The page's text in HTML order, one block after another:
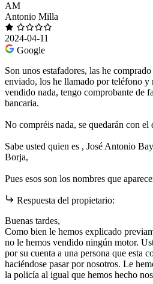
AM
Antonio Milla
2024-04-11
Google
Son unos estafadores, las he
enviado, los he llamado por teléfono y
vendido nada, tengo comprobante de
bancaria.
No compréis nada, se quedarán con el
Sabe usted quien es , José Antonio
Borja,
Pues esos son los nombres que
Respuesta del propietario:
Buenas tardes,
Como bien le hemos explicado
no le hemos vendido ningún motor.
por su cuenta a una persona que esta
haciéndose pasar por nosotros. Le
la policía al igual que hemos hecho